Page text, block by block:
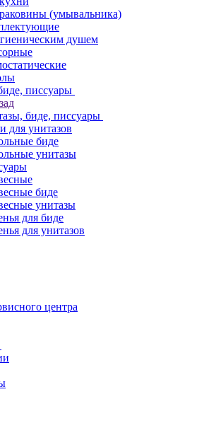
(умывальника)
душем
писсуары
биде, писсуары
для унитазов
биде
унитазы
биде
унитазы
для биде
для унитазов
центра